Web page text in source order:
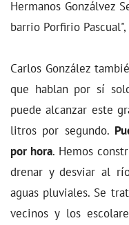
Hermanos Gonzálvez
barrio Porfirio
Carlos González
que hablan por sí
puede alcanzar este
litros por segundo.
por hora. Hemos
drenar y desviar al
aguas pluviales. Se
vecinos y los